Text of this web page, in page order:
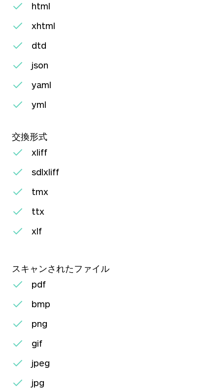
html
xhtml
dtd
json
yaml
yml
交換形式
xliff
sdlxliff
tmx
ttx
xlf
スキャンされたファイル
pdf
bmp
png
gif
jpeg
jpg